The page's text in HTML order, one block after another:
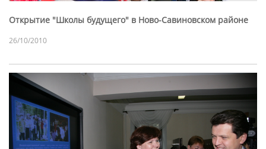
Открытие "Школы будущего" в Ново-Савиновском районе
26/10/2010